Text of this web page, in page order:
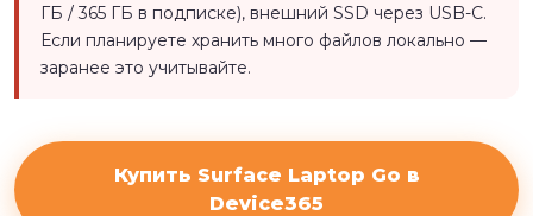
ГБ / 365 ГБ в подписке), внешний SSD через USB-C.
Если планируете хранить много файлов локально —
заранее это учитывайте.
Купить Surface Laptop Go в
Device365